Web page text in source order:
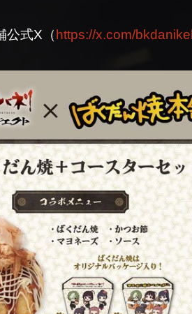
公式X（https://x.com/